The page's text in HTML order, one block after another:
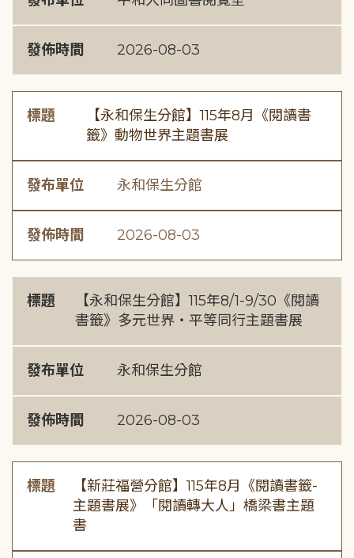
發佈時間 2026-08-03
標題
【永和保生分館】115年8月《閱讀書
籤》動物世界主題書展
發布單位 永和保生分館
發佈時間 2026-08-03
標題
【永和保生分館】115年8/1-9/30《閱讀
書籤》多元世界・平等同行主題書展
發布單位 永和保生分館
發佈時間 2026-08-03
標題
【新莊福營分館】115年8月《閱讀書籤-
主題書展》「閱讀轉大人」橋梁書主題
書